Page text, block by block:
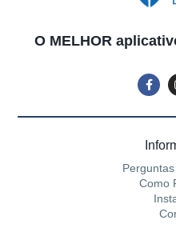
O MELHOR
Como